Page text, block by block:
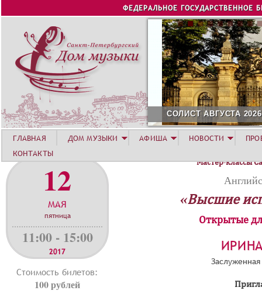
Jump to navigation
ФЕДЕРАЛЬНОЕ ГОСУДАРСТВЕННОЕ
СОЛИСТ АВГУСТА 2026
12
МАЯ
пятница
11:00 - 15:00
2017
Стоимость билетов:
100 рублей
Мастер-классы
«Высшие
Открытые
ГЛАВНАЯ ДОМ МУЗЫКИ АФИША НОВОСТИ
КОНТАКТЫ